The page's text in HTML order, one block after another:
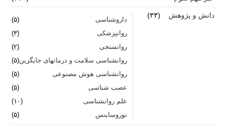
اضطراب ناگهانی
جنگ اضطراب با مواد خوراکی
اضطراب را برای خود پر رنگ نکنید
برای بهبود سلامت روان لازم است روزانه از آن مراقبت
دانش و پژوهش (۳۳)
داروشناسی
(۵)
روانپزشکی
(۳)
روانسنجی
(۲)
روانشناسی سلامت و درمانهای جایگزین(۵)
روانشناسی هوش مصنوعی
(۵)
عصب شناسی
(۵)
علم روانشناسی
(۱۰)
نوروساینس
(۵)